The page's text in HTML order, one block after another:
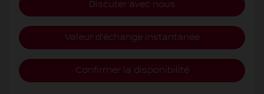
Discuter avec nous
Valeur d'échange instantanée
Confirmer la disponibilité